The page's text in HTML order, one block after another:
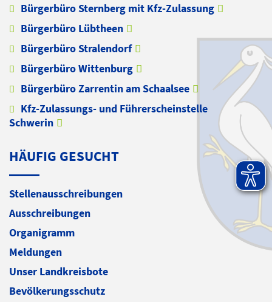
Bürgerbüro Sternberg mit Kfz-Zulassung
Bürgerbüro Lübtheen
Bürgerbüro Stralendorf
Bürgerbüro Wittenburg
Bürgerbüro Zarrentin am Schaalsee
Kfz-Zulassungs- und Führerscheinstelle
Schwerin
HÄUFIG GESUCHT
Stellenausschreibungen
Ausschreibungen
Organigramm
Meldungen
Unser Landkreisbote
Bevölkerungsschutz